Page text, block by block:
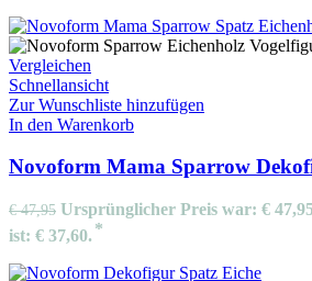
Vergleichen
Schnellansicht
Zur Wunschliste hinzufügen
In den Warenkorb
Novoform Mama Sparrow
€47,95 Ursprünglicher Preis war: €
ist: € 37,60.